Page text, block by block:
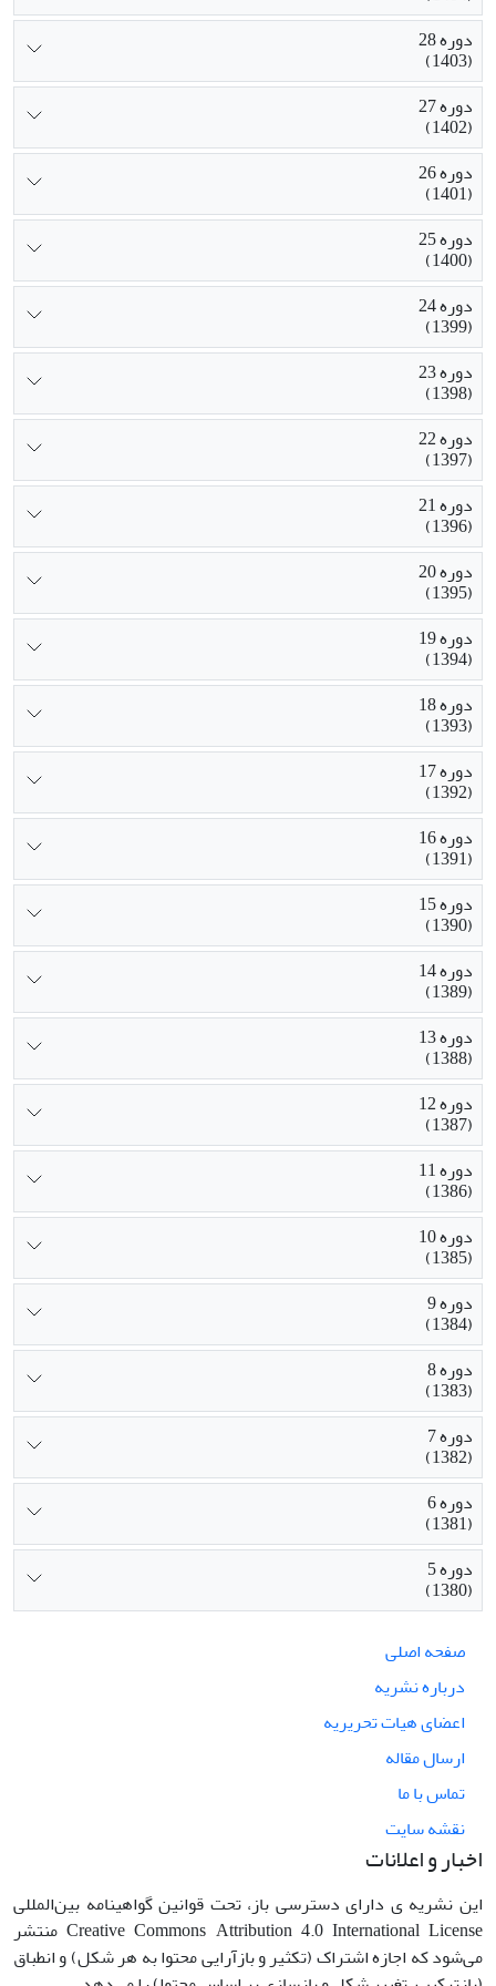
دوره 28
(1403)
دوره 27
(1402)
دوره 26
(1401)
دوره 25
(1400)
دوره 24
(1399)
دوره 23
(1398)
دوره 22
(1397)
دوره 21
(1396)
دوره 20
(1395)
دوره 19
(1394)
دوره 18
(1393)
دوره 17
(1392)
دوره 16
(1391)
دوره 15
(1390)
دوره 14
(1389)
دوره 13
(1388)
دوره 12
(1387)
دوره 11
(1386)
دوره 10
(1385)
دوره 9
(1384)
دوره 8
(1383)
دوره 7
(1382)
دوره 6
(1381)
دوره 5
(1380)
صفحه اصلی
درباره نشریه
اعضای هیات تحریریه
ارسال مقاله
تماس با ما
نقشه سایت
اخبار و اعلانات
این نشریه ی دارای دسترسی باز، تحت قوانین گواهینامه بین‌المللی
Creative Commons Attribution 4.0 International License منتشر
می‌شود که اجازه اشتراک (تکثیر و بازآرایی محتوا به هر شکل) و انطباق